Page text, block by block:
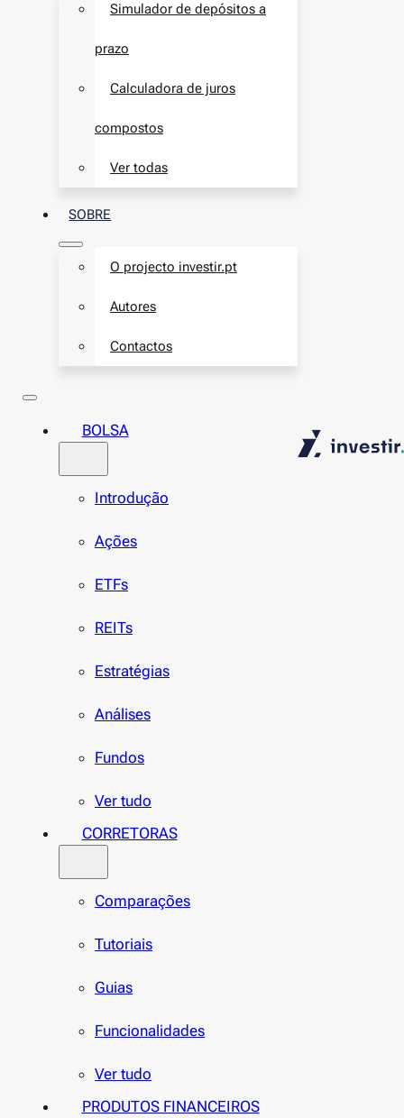
Simulador de depósitos a
prazo
Calculadora de juros
compostos
Ver todas
SOBRE
O projecto investir.pt
Autores
Contactos
BOLSA
Introdução
Ações
ETFs
REITs
Estratégias
Análises
Fundos
Ver tudo
CORRETORAS
Comparações
Tutoriais
Guias
Funcionalidades
Ver tudo
PRODUTOS FINANCEIROS